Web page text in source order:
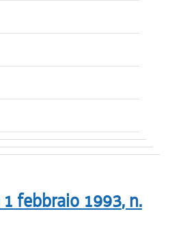
1 febbraio 1993, n.